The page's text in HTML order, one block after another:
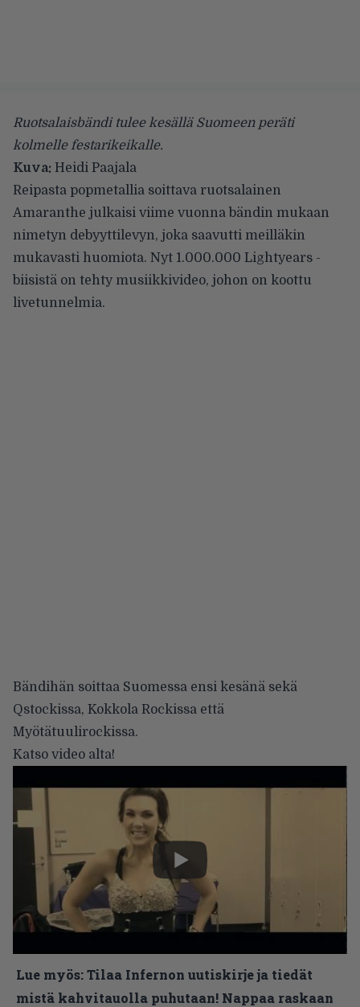
Ruotsalaisbändi tulee kesällä Suomeen peräti
kolmelle festarikeikalle.
Kuva: Heidi Paajala
Reipasta popmetallia soittava ruotsalainen
Amaranthe julkaisi viime vuonna bändin mukaan
nimetyn debyyttilevyn, joka saavutti meilläkin
mukavasti huomiota. Nyt 1.000.000 Lightyears -
biisistä on tehty musiikkivideo, johon on koottu
livetunnelmia.
Bändihän soittaa Suomessa ensi kesänä sekä
Qstockissa, Kokkola Rockissa että
Myötätuulirockissa.
Katso video alta!
Lue myös:Tilaa Infernon uutiskirje ja tiedät
mistä kahvitauolla puhutaan! Nappaa raskaan